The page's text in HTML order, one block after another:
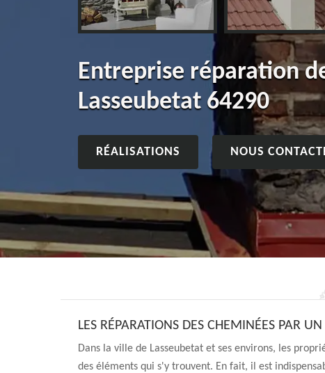
Entreprise réparation
Lasseubetat 64290
RÉALISATIONS NOUS
LES RÉPARATIONS DES CHEMINÉES PAR
Dans la ville de Lasseubetat et ses environs, les
des éléments qui s'y trouvent. En fait, il est